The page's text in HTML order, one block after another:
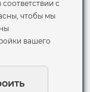
соответствии с
чтобы мы
вашего